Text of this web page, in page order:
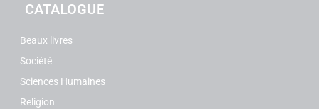
CATALOGUE
Beaux livres
Société
Sciences Humaines
Religion